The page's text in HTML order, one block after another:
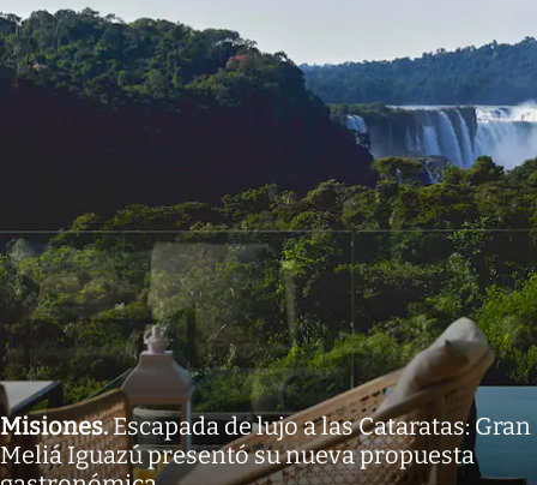
Misiones.Escapada de lujo a las Cataratas: Gran
Meliá Iguazú presentó su nueva propuesta